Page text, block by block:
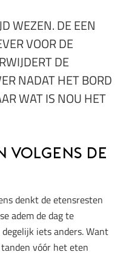
WEZEN. DE EEN
VOOR DE
DE
NADAT HET BORD
WAT IS NOU HET
volgens de
denkt de etensresten
adem de dag te
iets anders. Want
vóór het eten